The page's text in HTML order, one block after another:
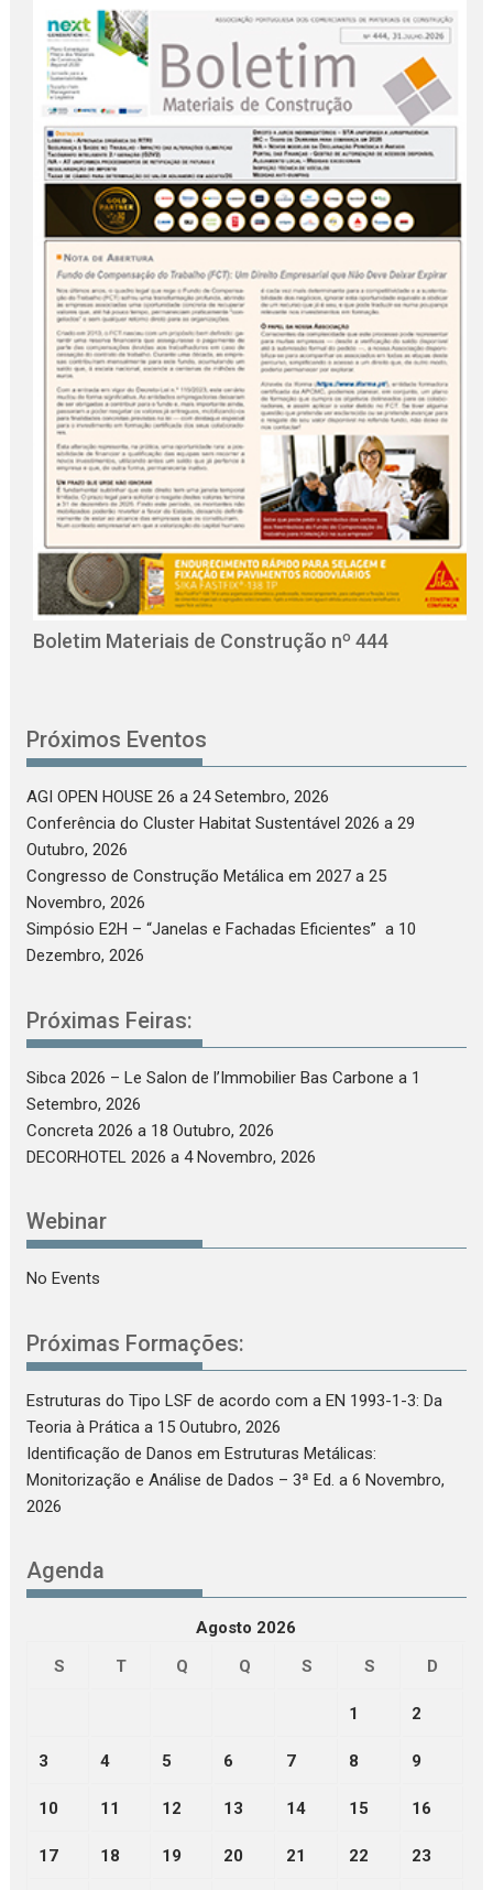
Boletim Materiais de Construção nº 444
Próximos Eventos
AGI OPEN HOUSE 26 a 24 Setembro, 2026
Conferência do Cluster Habitat Sustentável 2026 a 29
Outubro, 2026
Congresso de Construção Metálica em 2027 a 25
Novembro, 2026
Simpósio E2H – “Janelas e Fachadas Eficientes” a 10
Dezembro, 2026
Próximas Feiras:
Sibca 2026 – Le Salon de l’Immobilier Bas Carbone a 1
Setembro, 2026
Concreta 2026 a 18 Outubro, 2026
DECORHOTEL 2026 a 4 Novembro, 2026
Webinar
No Events
Próximas Formações:
Estruturas do Tipo LSF de acordo com a EN 1993-1-3: Da
Teoria à Prática a 15 Outubro, 2026
Identificação de Danos em Estruturas Metálicas:
Monitorização e Análise de Dados – 3ª Ed. a 6 Novembro,
2026
Agenda
Agosto 2026
S
T Q Q S S D
1 2
3 4 5 6 7 8 9
10 11 12 13 14 15 16
17 18 19 20 21 22 23